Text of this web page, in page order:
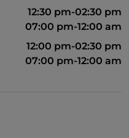
12:30 pm-02:30 pm
07:00 pm-12:00 am
12:00 pm-02:30 pm
07:00 pm-12:00 am